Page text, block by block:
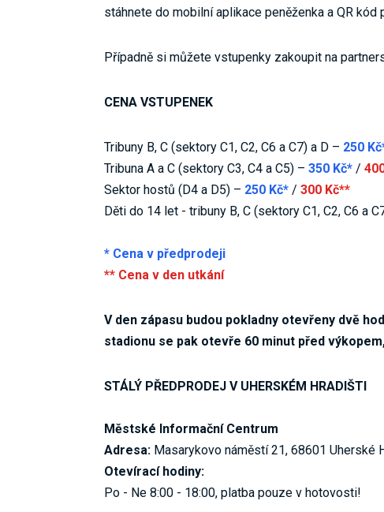
stáhnete do mobilní aplikace peněženka a QR kód
Případně si můžete vstupenky zakoupit na
CENA VSTUPENEK
Tribuny B, C (sektory C1, C2, C6 a C7) a D – 250
Tribuna A a C (sektory C3, C4 a C5) – 350 Kč* /
Sektor hostů (D4 a D5) – 250 Kč* / 300 Kč**
Děti do 14 let - tribuny B, C (sektory C1, C2, C6 a
* Cena v předprodeji
** Cena v den utkání
V den zápasu budou pokladny otevřeny dvě
stadionu se pak otevře 60 minut před
STÁLÝ PŘEDPRODEJ V UHERSKÉM HRADIŠTI
Městské Informační Centrum
Adresa: Masarykovo náměstí 21, 68601 Uherské
Otevírací hodiny:
Po - Ne 8:00 - 18:00, platba pouze v hotovosti!